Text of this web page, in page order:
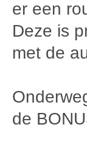
er een
Deze is
met de
de